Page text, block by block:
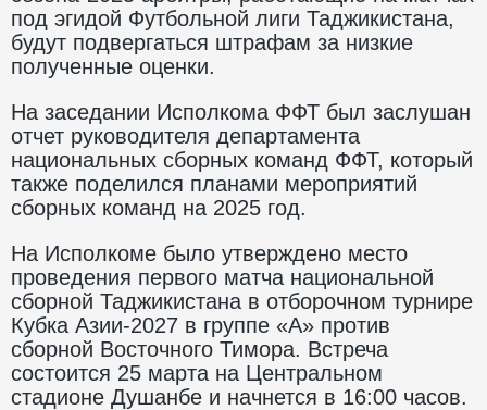
под эгидой Футбольной лиги Таджикистана,
будут подвергаться штрафам за низкие
полученные оценки.
На заседании Исполкома ФФТ был заслушан
отчет руководителя департамента
национальных сборных команд ФФТ, который
также поделился планами мероприятий
сборных команд на 2025 год.
На Исполкоме было утверждено место
проведения первого матча национальной
сборной Таджикистана в отборочном турнире
Кубка Азии-2027 в группе «А» против
сборной Восточного Тимора. Встреча
состоится 25 марта на Центральном
стадионе Душанбе и начнется в 16:00 часов.